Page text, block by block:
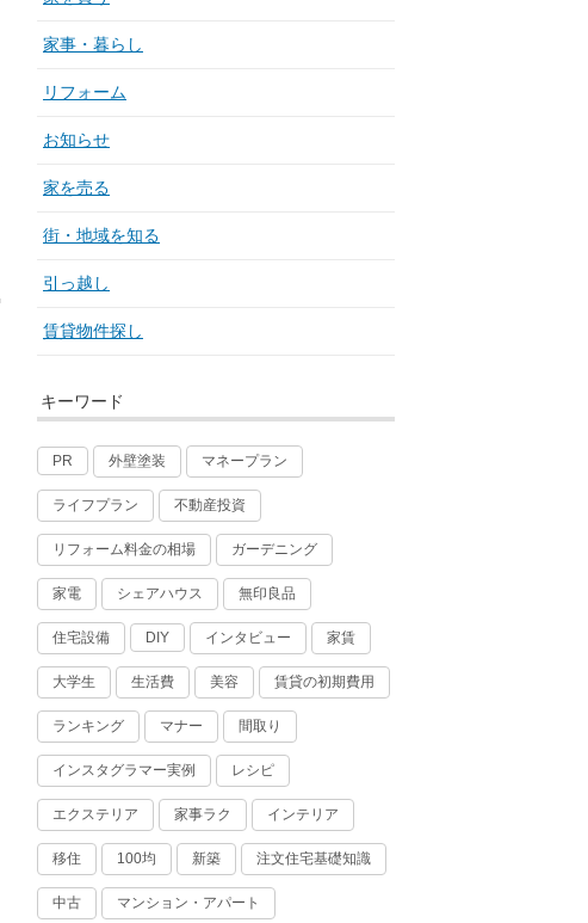
家事・暮らし
リフォーム
お知らせ
家を売る
街・地域を知る
引っ越し
賃貸物件探し
キーワード
PR 外壁塗装 マネープラン
ライフプラン 不動産投資
リフォーム料金の相場 ガーデニング
家電 シェアハウス 無印良品
住宅設備 DIY インタビュー 家賃
大学生 生活費 美容 賃貸の初期費用
ランキング マナー 間取り
インスタグラマー実例 レシピ
エクステリア 家事ラク インテリア
移住 100均 新築 注文住宅基礎知識
中古 マンション・アパート